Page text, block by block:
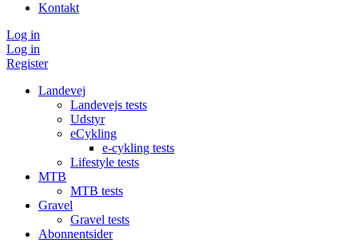
Kontakt
Log in
Log in
Register
Landevej
Landevejs tests
Udstyr
eCykling
e-cykling tests
Lifestyle tests
MTB
MTB tests
Gravel
Gravel tests
Abonnentsider